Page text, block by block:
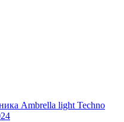
Ambrella light Techno